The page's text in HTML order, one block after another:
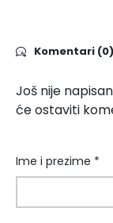
Komentari (0)
Još nije
će ostaviti
Ime i prezime *